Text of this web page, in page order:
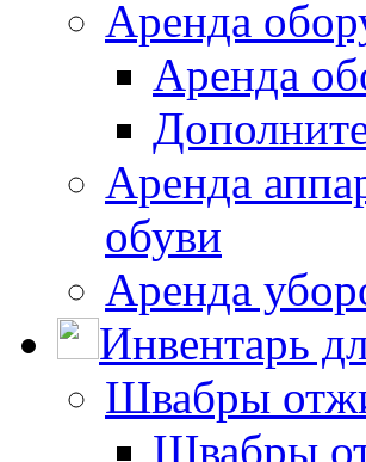
Аренда
Аренда
Аренда
обуви
Аренда
Инвентарь
Швабры
Швабры